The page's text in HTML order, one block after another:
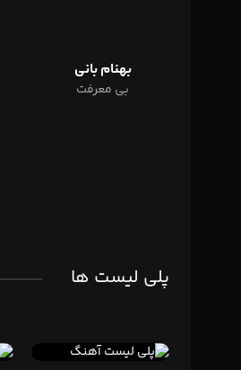
بهنام بانی
بی معرفت
پلی لیست ها